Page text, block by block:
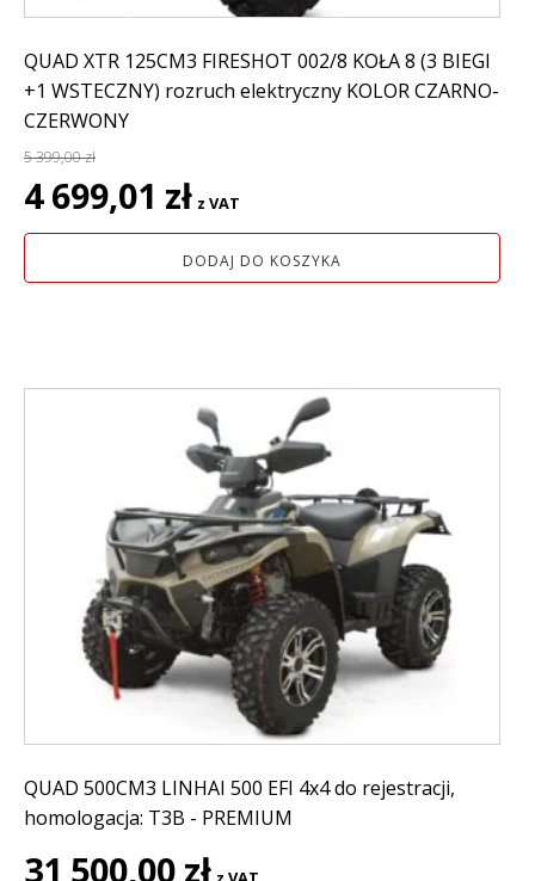
QUAD XTR 125CM3 FIRESHOT 002/8 KOŁA 8 (3 BIEGI
+1 WSTECZNY) rozruch elektryczny KOLOR CZARNO-
CZERWONY
5 399,00zł
Pierwotna
cena
wynosiła:
4 699,01 zł cena
wynosi:
4
z VAT
DODAJ DO KOSZYKA
QUAD 500CM3 LINHAI 500 EFI 4x4 do rejestracji,
homologacja: T3B - PREMIUM
31 500,00 zł